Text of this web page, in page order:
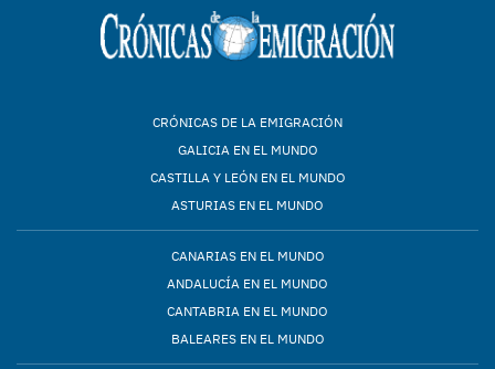
CRÓNICAS DE LA EMIGRACIÓN
GALICIA EN EL MUNDO
CASTILLA Y LEÓN EN EL MUNDO
ASTURIAS EN EL MUNDO
CANARIAS EN EL MUNDO
ANDALUCÍA EN EL MUNDO
CANTABRIA EN EL MUNDO
BALEARES EN EL MUNDO